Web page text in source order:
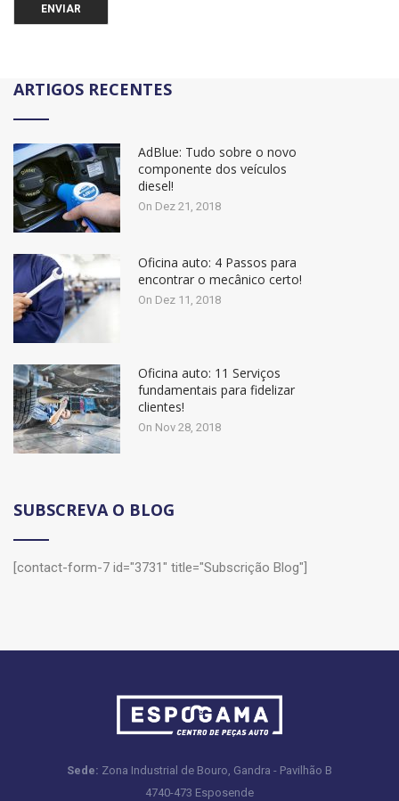
ARTIGOS RECENTES
AdBlue: Tudo sobre o novo
componente dos veículos
diesel!
On Dez 21, 2018
Oficina auto: 4 Passos para
encontrar o mecânico certo!
On Dez 11, 2018
Oficina auto: 11 Serviços
fundamentais para fidelizar
clientes!
On Nov 28, 2018
SUBSCREVA O BLOG
[contact-form-7 id="3731" title="Subscrição Blog"]
Sede: Zona Industrial de Bouro, Gandra - Pavilhão B
4740-473 Esposende